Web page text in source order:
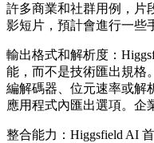
許多商業和社群用例，片
影短片，預計會進行一些
輸出格式和解析度：
能，而不是技術匯出規格
編解碼器、位元速率或解
應用程式內匯出選項。企
整合能力：Higgsfield AI